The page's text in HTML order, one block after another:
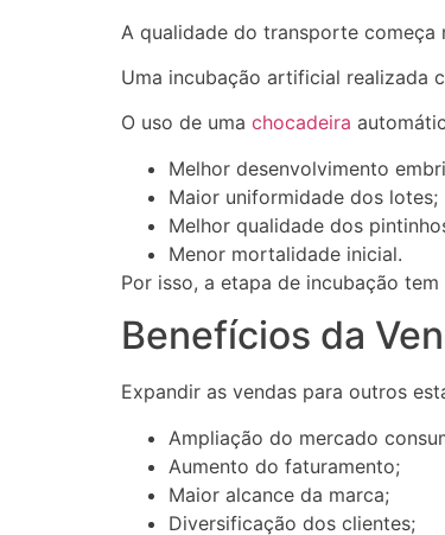
A qualidade do transporte começa
Uma incubação artificial realizada
O uso de uma chocadeira
Melhor desenvolvimento
Maior uniformidade dos lotes;
Melhor qualidade dos
Menor mortalidade inicial.
Por isso, a etapa de incubação
Benefícios da
Expandir as vendas para outros
Ampliação do mercado
Aumento do faturamento;
Maior alcance da marca;
Diversificação dos clientes;